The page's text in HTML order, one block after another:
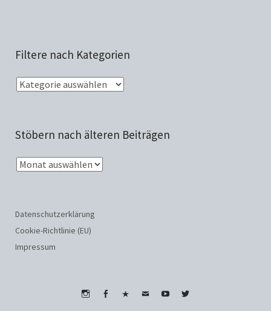
Filtere nach Kategorien
Stöbern nach älteren Beiträgen
Datenschutzerklärung
Cookie-Richtlinie (EU)
Impressum